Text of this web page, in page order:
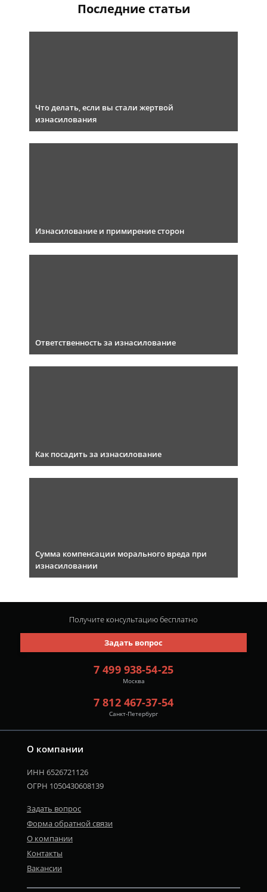
Последние статьи
Что делать, если вы стали жертвой
изнасилования
Изнасилование и примирение сторон
Ответственность за изнасилование
Как посадить за изнасилование
Сумма компенсации морального вреда при
изнасиловании
О компании
ИНН 6526721126
ОГРН 1050430608139
Задать вопрос
Форма обратной связи
О компании
Контакты
Вакансии
7 499 938-54-25
Москва
7 812 467-37-54
Санкт-Петербург
Задать вопрос
Получите консультациюбесплатно